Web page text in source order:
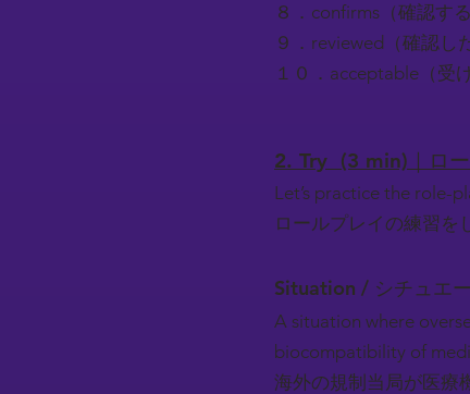
８．confirms（確認する
９．reviewed（確認し
１０．acceptable（受
2. Try (3 min)｜ロ
Let’s practice the role-
ロールプレイの練習を
Situation / シチュエ
A situation where
biocompatibility of
海外の規制当局が医療